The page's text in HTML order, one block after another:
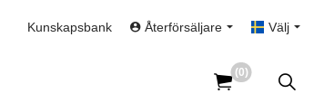
Kunskapsbank Återförsäljare Välj
(0)